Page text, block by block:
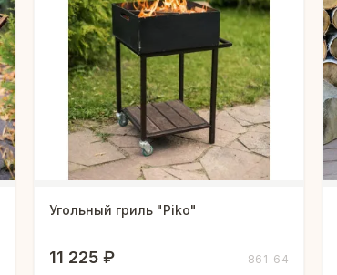
Угольный гриль "Piko"
11 225 ₽ 861-64